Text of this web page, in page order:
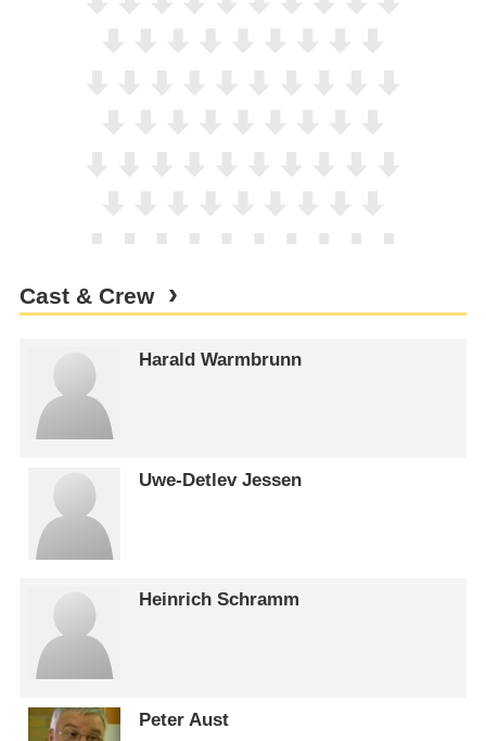
Cast & Crew
Harald Warmbrunn
Uwe-Detlev Jessen
Heinrich Schramm
Peter Aust